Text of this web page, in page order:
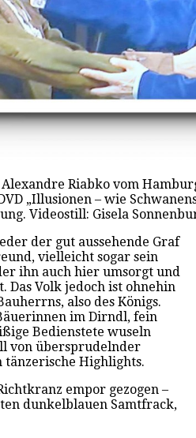
Riabko vom
„Illusionen – wie
Videostill: Gisela
der gut aussehende Graf
vielleicht sogar sein
ihn auch hier umsorgt und
Das Volk jedoch ist ohnehin
also des Königs.
im Dirndl, fein
Bedienstete wuseln
von übersprudelnder
tänzerische Highlights.
empor gezogen –
dunkelblauen Samtfrack,